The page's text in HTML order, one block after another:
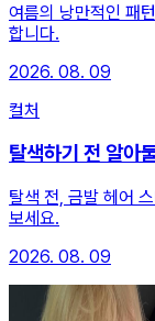
여름의 낭만적인 패
합니다.
2026. 08. 09
컬처
탈색하기 전 알아
탈색 전, 금발 헤어
보세요.
2026. 08. 09